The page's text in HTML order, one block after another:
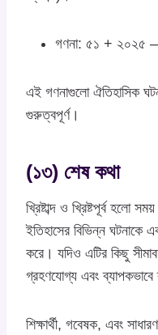
গণনা: ৫১ + ২০২৫
এই গণনাগুলো ঐতিহাসিক
গুরুত্বপূর্ণ।
(১৩) শেষ কথা
খ্রিষ্টাব্দ ও খ্রিষ্টপূর্ব হলো
ইতিহাসের বিভিন্ন ঘটনাকে
করে। যদিও এটির কিছু
গ্রহণযোগ্য এবং
শিক্ষার্থী, গবেষক, এবং